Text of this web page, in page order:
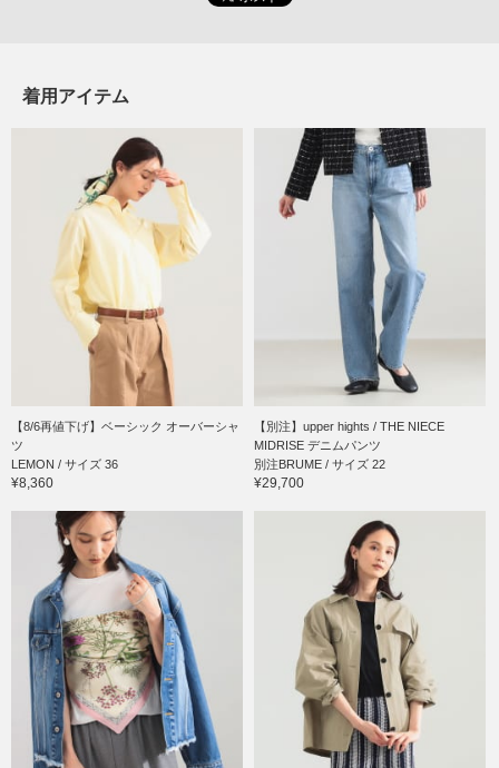
着用アイテム
【8/6再値下げ】ベーシック オーバーシャ
ツ
LEMON / サイズ 36
¥8,360
【別注】upper hights / THE NIECE
MIDRISE デニムパンツ
別注BRUME / サイズ 22
¥29,700